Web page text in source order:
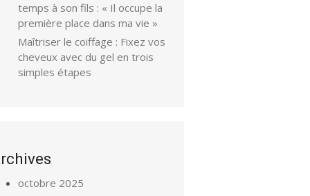
temps à son fils : « Il occupe la
première place dans ma vie »
Maîtriser le coiffage : Fixez vos
cheveux avec du gel en trois
simples étapes
octobre 2025